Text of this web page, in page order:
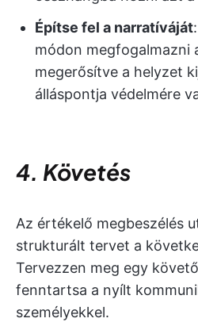
Építse fel a narratíváját
módon megfogalmazni
megerősítve a helyzet
álláspontja védelmére
4. Követés
Az értékelő megbeszélés
strukturált tervet a
Tervezzen meg egy
fenntartsa a nyílt
személyekkel.